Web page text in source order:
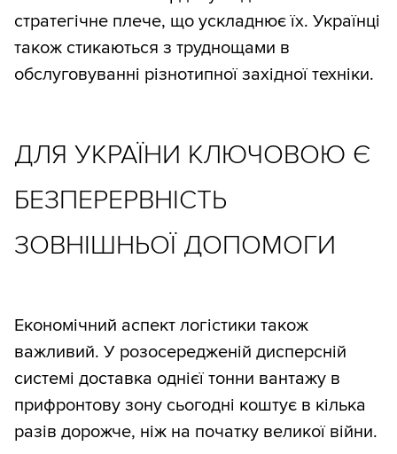
стратегічне плече, що ускладнює їх. Українці
також стикаються з труднощами в
обслуговуванні різнотипної західної техніки.
ДЛЯ УКРАЇНИ КЛЮЧОВОЮ Є
БЕЗПЕРЕРВНІСТЬ
ЗОВНІШНЬОЇ ДОПОМОГИ
Економічний аспект логістики також
важливий. У розосередженій дисперсній
системі доставка однієї тонни вантажу в
прифронтову зону сьогодні коштує в кілька
разів дорожче, ніж на початку великої війни.